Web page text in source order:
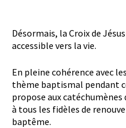
Désormais, la Croix de
accessible vers la vie.
En pleine cohérence avec
thème baptismal pendant
propose aux
à tous les fidèles de
baptême.